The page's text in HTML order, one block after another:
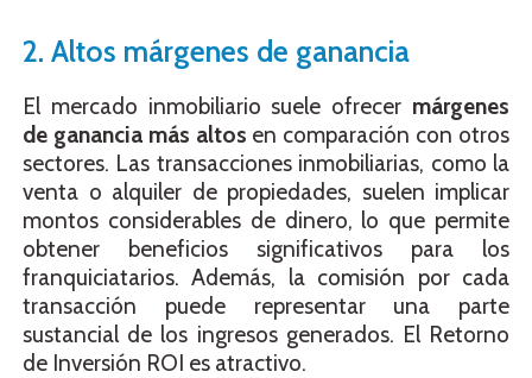
2. Altos márgenes de ganancia
El mercado inmobiliario suele ofrecer márgenes
de ganancia más altos en comparación con otros
sectores. Las transacciones inmobiliarias, como la
venta o alquiler de propiedades, suelen implicar
montos considerables de dinero, lo que permite
obtener beneficios significativos para los
franquiciatarios. Además, la comisión por cada
transacción puede representar una parte
sustancial de los ingresos generados. El Retorno
de Inversión ROI es atractivo.